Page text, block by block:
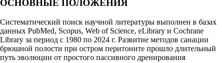
ОСНОВНЫЕ ПОЛОЖЕНИЯ
Систематический поиск научной литературы выполнен в базах
данных PubMed, Scopus, Web of Science, eLibrary и Cochrane
Library за период с 1980 по 2024 г. Развитие методов санации
брюшной полости при остром перитоните прошло длительный
путь эволюции от простого пассивного дренирования